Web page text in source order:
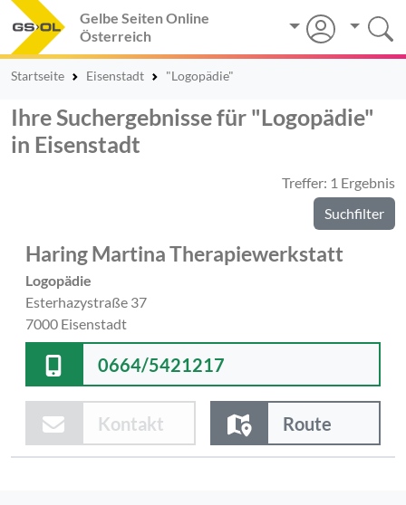
Gelbe Seiten Online
Österreich
Startseite Eisenstadt "Logopädie"
Ihre Suchergebnisse für "Logopädie"
in Eisenstadt
Treffer: 1 Ergebnis
Suchfilter
Haring Martina Therapiewerkstatt
Logopädie
Esterhazystraße 37
7000 Eisenstadt
0664/5421217
Kontakt Route